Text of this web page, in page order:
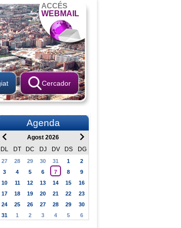
ACCÉS
WEBMAIL
Cercador
Agenda
Agost 2026
DL
DT DC DJ DV DS DG
27 28 29 30 31 1
2
3
4 5 6 7 8
9
10
11 12 13 14 15
16
17
18 19 20 21 22
23
24
25 26 27 28 29
30
31
1 2 3 4 5 6